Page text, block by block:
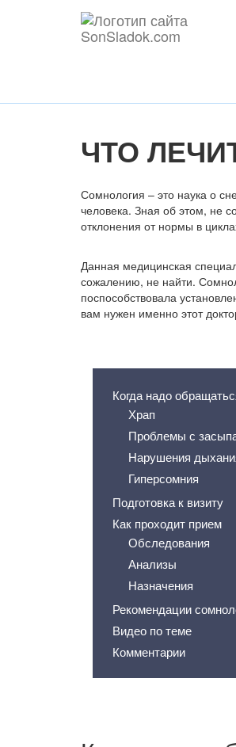
ЧТО
Сомнология – это наука о
человека. Зная об этом, не
отклонения от нормы в
Данная медицинская
сожалению, не найти.
поспособствовала
вам нужен именно этот
Когда надо
Храп
Проблемы с
Нарушения
Гиперсомния
Подготовка к визиту
Как проходит прием
Обследования
Анализы
Назначения
Рекомендации
Видео по теме
Комментарии